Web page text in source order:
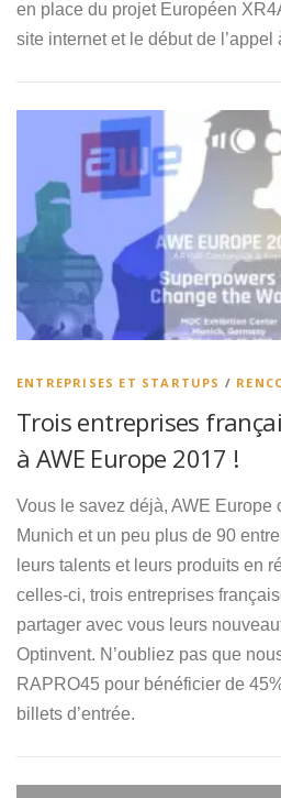
en place du projet Européen
site internet et le début de
ENTREPRISES ET STARTUPS /
Trois entreprises
à AWE Europe 2017 !
Vous le savez déjà, AWE Europe
Munich et un peu plus de 90
leurs talents et leurs produits en
celles-ci, trois entreprises
partager avec vous leurs
Optinvent. N’oubliez pas que
RAPRO45 pour bénéficier de
billets d’entrée.